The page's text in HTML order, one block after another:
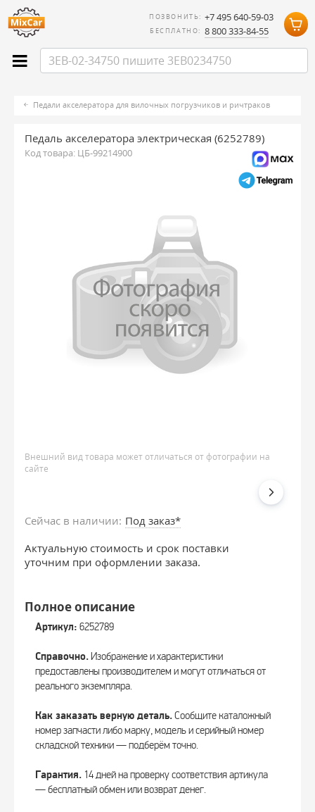
ПОЗВОНИТЬ: +7 495 640-59-03
БЕСПЛАТНО: 8 800 333-84-55
Педали акселератора для вилочных погрузчиков и ричтраков
Педаль акселератора электрическая (6252789)
Код товара: ЦБ-99214900
Внешний вид товара может отличаться от фотографии на
сайте
Сейчас в наличии: Под заказ*
Актуальную стоимость и срок поставки
уточним при оформлении заказа.
Полное описание
Артикул: 6252789
Справочно.Изображение и характеристики
предоставлены производителем и могут отличаться от
реального экземпляра.
Как заказать верную деталь.Сообщите каталожный
номер запчасти либо марку, модель и серийный номер
складской техники — подберём точно.
Гарантия. 14 дней на проверку соответствия артикула
— бесплатный обмен или возврат денег.